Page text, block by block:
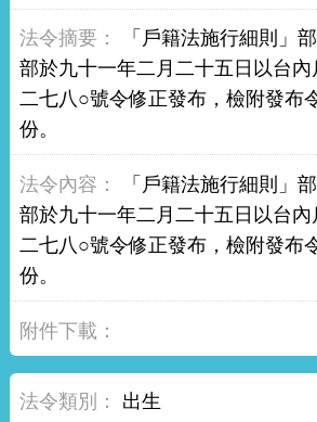
「戶籍法施行細則」
部於九十一年二月二十五日以台
二七八○號令修正發布，檢附發布
份。
「戶籍法施行細則」
部於九十一年二月二十五日以台
二七八○號令修正發布，檢附發布
份。
出生